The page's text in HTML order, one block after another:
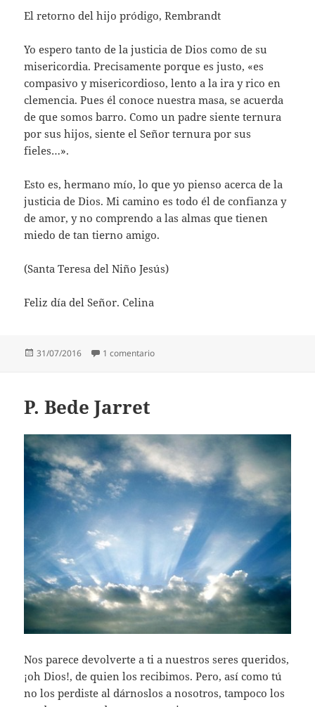
El retorno del hijo pródigo, Rembrandt
Yo espero tanto de la justicia de Dios como de su
misericordia. Precisamente porque es justo, «es
compasivo y misericordioso, lento a la ira y rico en
clemencia. Pues él conoce nuestra masa, se acuerda
de que somos barro. Como un padre siente ternura
por sus hijos, siente el Señor ternura por sus
fieles…».
Esto es, hermano mío, lo que yo pienso acerca de la
justicia de Dios. Mi camino es todo él de confianza y
de amor, y no comprendo a las almas que tienen
miedo de tan tierno amigo.
(Santa Teresa del Niño Jesús)
Feliz día del Señor. Celina
Publicado
31/07/2016 1 comentarioen Santa Teresa del Niño Jesús
P. Bede Jarret
Nos parece devolverte a ti a nuestros seres queridos,
¡oh Dios!, de quien los recibimos. Pero, así como tú
no los perdiste al dárnoslos a nosotros, tampoco los